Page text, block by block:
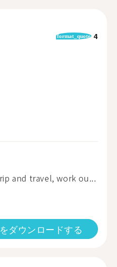
format_quote 4
and travel, work ou...
ダウンロードする